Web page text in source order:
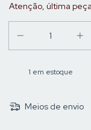
Atenção, última
1 em estoque
Meios de envio